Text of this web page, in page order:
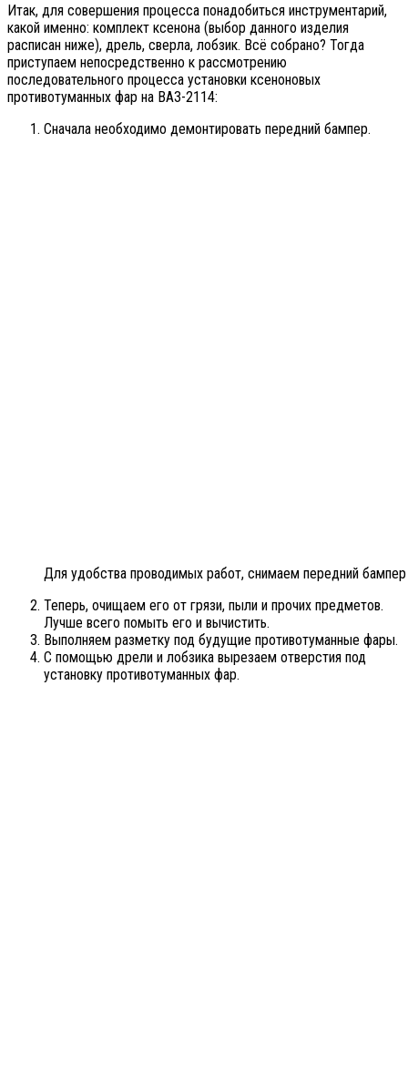
Итак, для совершения процесса понадобиться инструментарий,
какой именно: комплект ксенона (выбор данного изделия
расписан ниже), дрель, сверла, лобзик. Всё собрано? Тогда
приступаем непосредственно к рассмотрению
последовательного процесса установки ксеноновых
противотуманных фар на ВАЗ-2114:
Сначала необходимо демонтировать передний бампер.
Для удобства проводимых работ, снимаем передний бампер
Теперь, очищаем его от грязи, пыли и прочих предметов.
Лучше всего помыть его и вычистить.
Выполняем разметку под будущие противотуманные фары.
С помощью дрели и лобзика вырезаем отверстия под
установку противотуманных фар.